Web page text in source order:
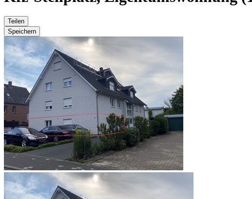
Teilen
Speichern